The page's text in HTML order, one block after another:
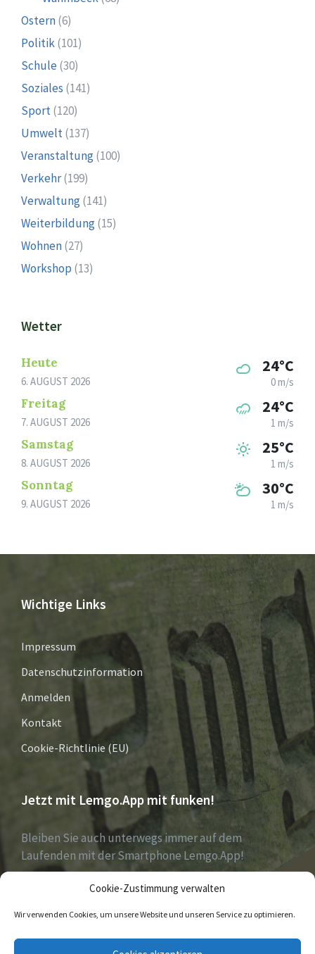
Cookie-Zustimmung verwalten
Wir verwenden Cookies, um unsere Website und unseren Service zu optimieren.
Ostern(6)
Politik(101)
Schule (30)
Soziales (141)
Sport(120)
Umwelt(137)
Veranstaltung(100)
Verkehr(199)
Verwaltung(141)
Weiterbildung(15)
Wohnen(27)
Workshop (13)
Wetter
Heute
6. AUGUST 2026
24°C
0 m/s
Freitag
7. AUGUST 2026
24°C
1 m/s
Samstag
8. AUGUST 2026
25°C
1 m/s
Sonntag
9. AUGUST 2026
30°C
1 m/s
Wichtige Links
Impressum
Datenschutzinformation
Anmelden
Kontakt
Cookie-Richtlinie (EU)
Jetzt mit Lemgo.App mit funken!
Bleiben Sie auch unterwegs immer auf dem
Laufenden mit der Smartphone Lemgo.App!
Jetzt laden für iOS & Android
Facebook Twitter